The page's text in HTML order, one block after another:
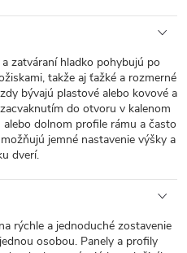
zatváraní hladko pohybujú po
takže aj ťažké a rozmerné
bývajú plastové alebo kovové a
do otvoru v kalenom
dolnom profile rámu a často
jemné nastavenie výšky a
dverí.
rýchle a jednoduché zostavenie
osobou. Panely a profily